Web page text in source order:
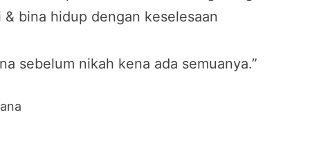
bina hidup dengan keselesaan
sebelum nikah kena ada semuanya.”